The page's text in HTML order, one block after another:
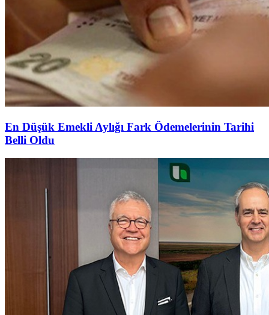
En Düşük Emekli Aylığı Fark Ödemelerinin Tarihi
Belli Oldu